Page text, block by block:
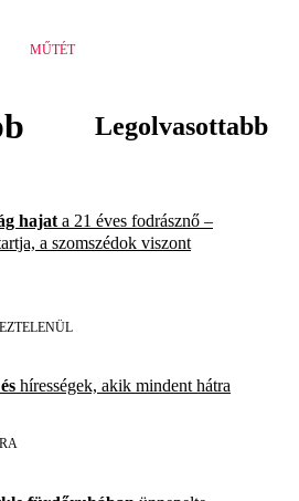
MŰTÉT
Legolvasottabb
hajat a 21 éves fodrásznő –
a szomszédok viszont
hírességek, akik mindent hátra